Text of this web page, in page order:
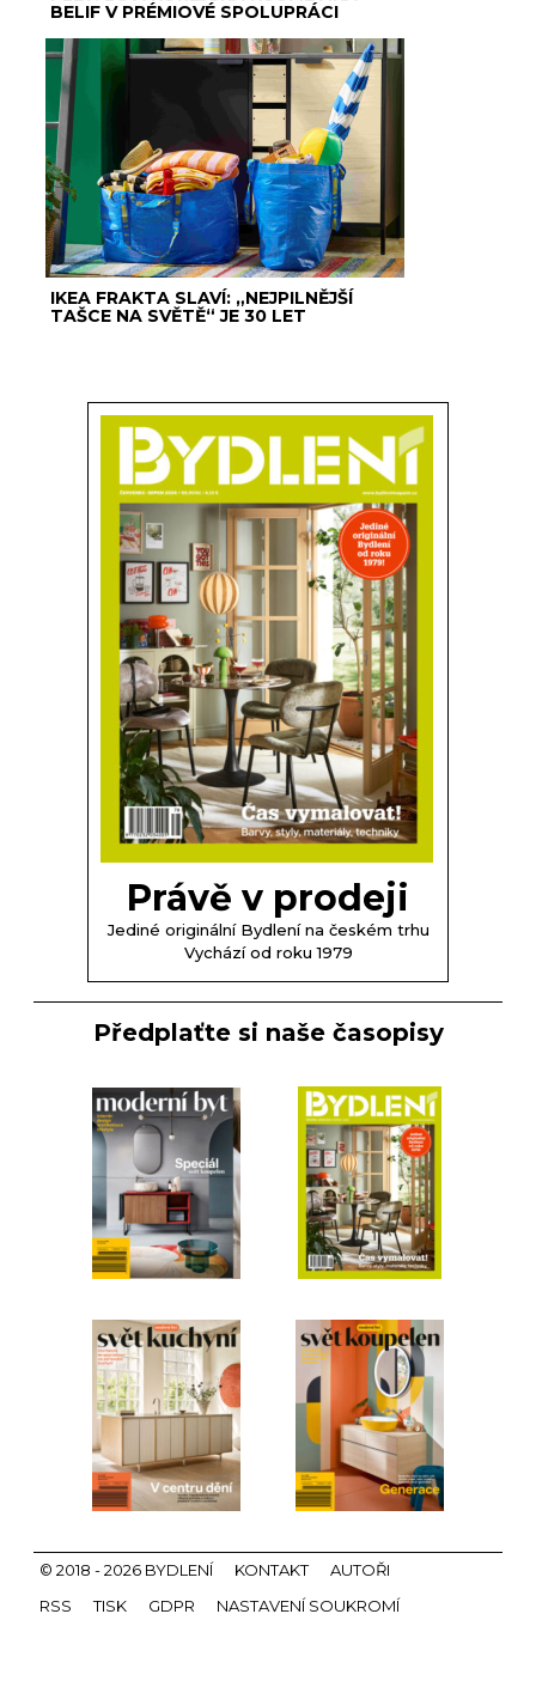
BELIF V PRÉMIOVÉ SPOLUPRÁCI
IKEA FRAKTA SLAVÍ: „NEJPILNĚJŠÍ
TAŠCE NA SVĚTĚ“ JE 30 LET
Právě v prodeji
Jediné originální Bydlení na českém trhu
Vychází od roku 1979
Předplaťte si naše časopisy
© 2018 - 2026 BYDLENÍ KONTAKT
AUTOŘI
RSS
TISK GDPR NASTAVENÍ SOUKROMÍ